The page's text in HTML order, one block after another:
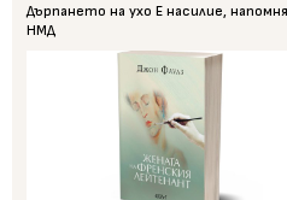
Дърпането на ухо Е насилие, напомня
НМД